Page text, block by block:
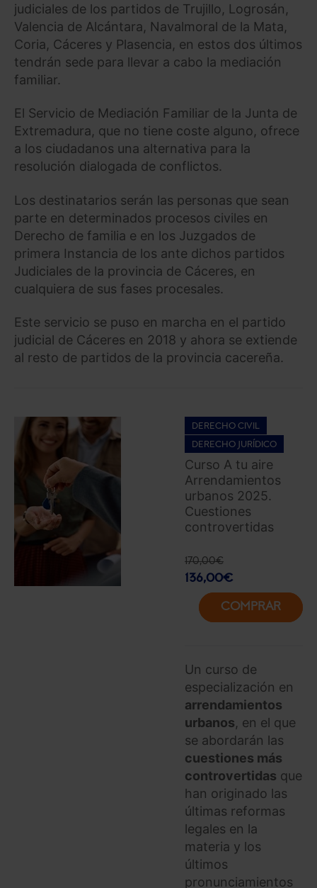
judiciales de los partidos de Trujillo, Logrosán,
Valencia de Alcántara, Navalmoral de la Mata,
Coria, Cáceres y Plasencia, en estos dos últimos
tendrán sede para llevar a cabo la mediación
familiar.
El Servicio de Mediación Familiar de la Junta de
Extremadura, que no tiene coste alguno, ofrece
a los ciudadanos una alternativa para la
resolución dialogada de conflictos.
Los destinatarios serán las personas que sean
parte en determinados procesos civiles en
Derecho de familia e en los Juzgados de
primera Instancia de los ante dichos partidos
Judiciales de la provincia de Cáceres, en
cualquiera de sus fases procesales.
Este servicio se puso en marcha en el partido
judicial de Cáceres en 2018 y ahora se extiende
al resto de partidos de la provincia cacereña.
DERECHO CIVIL
DERECHO JURÍDICO
Curso A tu aire
Arrendamientos
urbanos 2025.
Cuestiones
controvertidas
170,00€
136,00€
COMPRAR
Un curso de
especialización en
arrendamientos
urbanos, en el que
se abordarán las
cuestiones más
controvertidas que
han originado las
últimas reformas
legales en la
materia y los
últimos
pronunciamientos